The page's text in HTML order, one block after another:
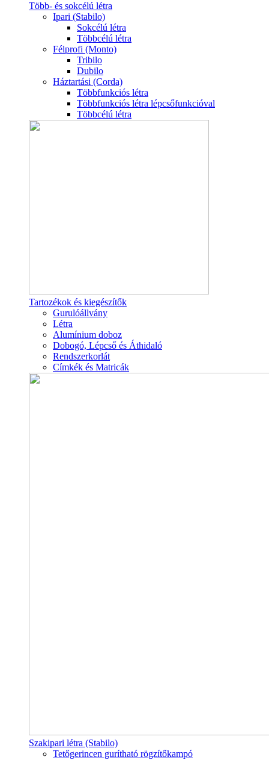
Több- és sokcélú létra
Ipari (Stabilo)
Sokcélú létra
Többcélú létra
Félprofi (Monto)
Tribilo
Dubilo
Háztartási (Corda)
Többfunkciós létra
Többfunkciós létra lépcsőfunkcióval
Többcélú létra
Tartozékok és kiegészítők
Gurulóállvány
Létra
Alumínium doboz
Dobogó, Lépcső és Áthidaló
Rendszerkorlát
Címkék és Matricák
Szakipari létra (Stabilo)
Tetőgerincen gurítható rögzítőkampó